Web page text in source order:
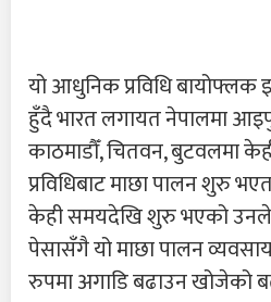
यो आधुनिक प्रविधि बायोफ्लक
हुँदै भारत लगायत नेपालमा
काठमाडौँ, चितवन, बुटवलमा
प्रविधिबाट माछा पालन शुरु
केही समयदेखि शुरु भएको उनले
पेसासँगै यो माछा पालन
रुपमा अगाडि बढाउन खोजेको